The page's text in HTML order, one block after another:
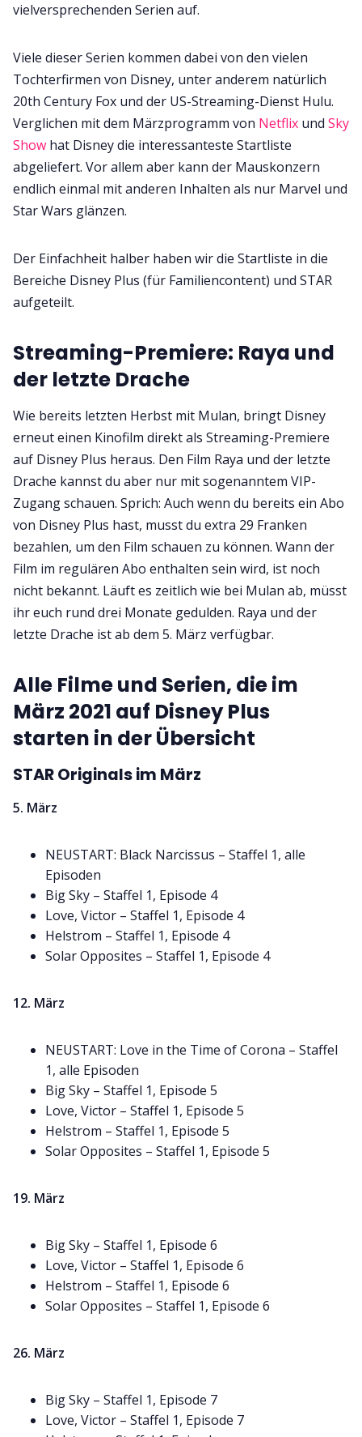
vielversprechenden Serien auf.
Viele dieser Serien kommen dabei von den vielen
Tochterfirmen von Disney, unter anderem natürlich
20th Century Fox und der US-Streaming-Dienst Hulu.
Verglichen mit dem Märzprogramm von Netflix und Sky
Show hat Disney die interessanteste Startliste
abgeliefert. Vor allem aber kann der Mauskonzern
endlich einmal mit anderen Inhalten als nur Marvel und
Star Wars glänzen.
Der Einfachheit halber haben wir die Startliste in die
Bereiche Disney Plus (für Familiencontent) und STAR
aufgeteilt.
Streaming-Premiere: Raya und
der letzte Drache
Wie bereits letzten Herbst mit Mulan, bringt Disney
erneut einen Kinofilm direkt als Streaming-Premiere
auf Disney Plus heraus. Den Film Raya und der letzte
Drache kannst du aber nur mit sogenanntem VIP-
Zugang schauen. Sprich: Auch wenn du bereits ein Abo
von Disney Plus hast, musst du extra 29 Franken
bezahlen, um den Film schauen zu können. Wann der
Film im regulären Abo enthalten sein wird, ist noch
nicht bekannt. Läuft es zeitlich wie bei Mulan ab, müsst
ihr euch rund drei Monate gedulden. Raya und der
letzte Drache ist ab dem 5. März verfügbar.
Alle Filme und Serien, die im
März 2021 auf Disney Plus
starten in der Übersicht
STAR Originals im März
5. März
NEUSTART: Black Narcissus – Staffel 1, alle
Episoden
Big Sky – Staffel 1, Episode 4
Love, Victor – Staffel 1, Episode 4
Helstrom – Staffel 1, Episode 4
Solar Opposites – Staffel 1, Episode 4
12. März
NEUSTART: Love in the Time of Corona – Staffel
1, alle Episoden
Big Sky – Staffel 1, Episode 5
Love, Victor – Staffel 1, Episode 5
Helstrom – Staffel 1, Episode 5
Solar Opposites – Staffel 1, Episode 5
19. März
Big Sky – Staffel 1, Episode 6
Love, Victor – Staffel 1, Episode 6
Helstrom – Staffel 1, Episode 6
Solar Opposites – Staffel 1, Episode 6
26. März
Big Sky – Staffel 1, Episode 7
Love, Victor – Staffel 1, Episode 7